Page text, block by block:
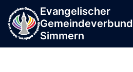
springen
Inhalt
springen
Evangelischer
Gemeindeverbund
Simmern